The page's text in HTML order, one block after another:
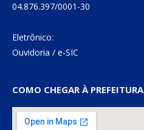
04.876.397/0001-30
Eletrônico:
Ouvidoria / e-SIC
COMO CHEGAR À PREFEITURA